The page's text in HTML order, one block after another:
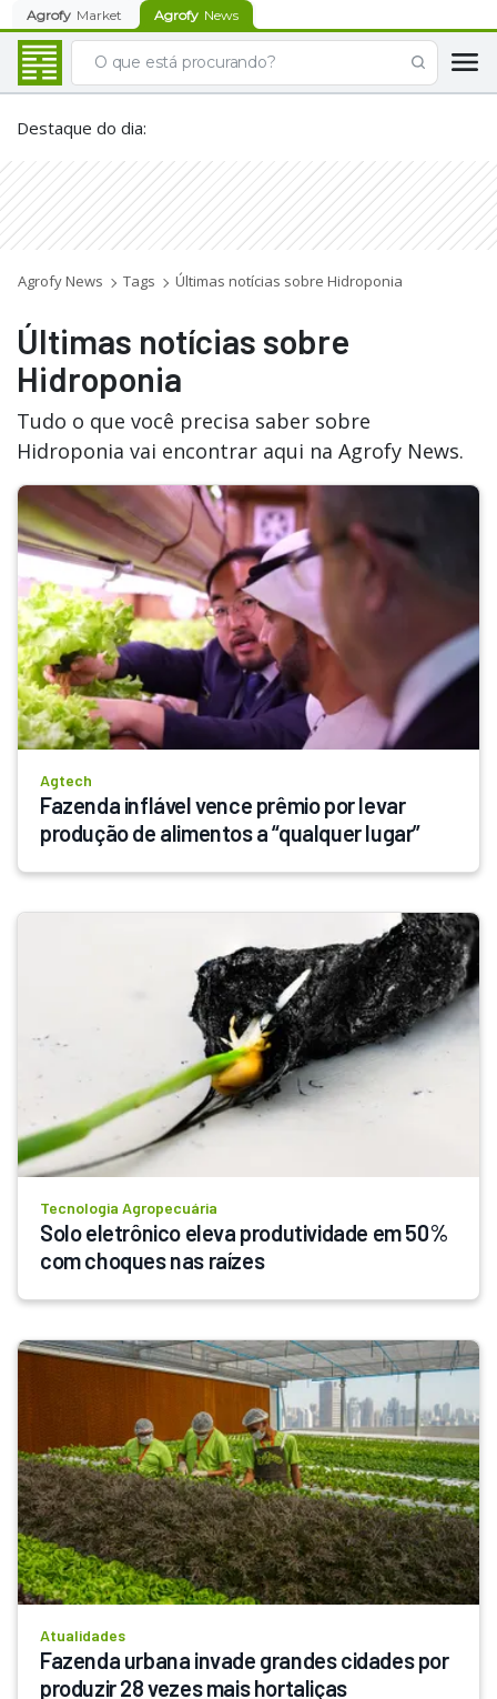
Agrofy Market Agrofy News
Destaque do dia:
Agrofy News Tags Últimas notícias sobre Hidroponia
Últimas notícias sobre
Hidroponia
Tudo o que você precisa saber sobre
Hidroponia vai encontrar aqui na Agrofy News.
Agtech
Fazenda inflável vence prêmio por levar
produção de alimentos a “qualquer lugar”
Tecnologia Agropecuária
Solo eletrônico eleva produtividade em 50%
com choques nas raízes
Atualidades
Fazenda urbana invade grandes cidades por
produzir 28 vezes mais hortaliças